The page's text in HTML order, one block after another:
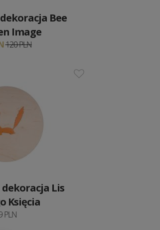
Bee
Image
120 PLN
Lis
Księcia
PLN